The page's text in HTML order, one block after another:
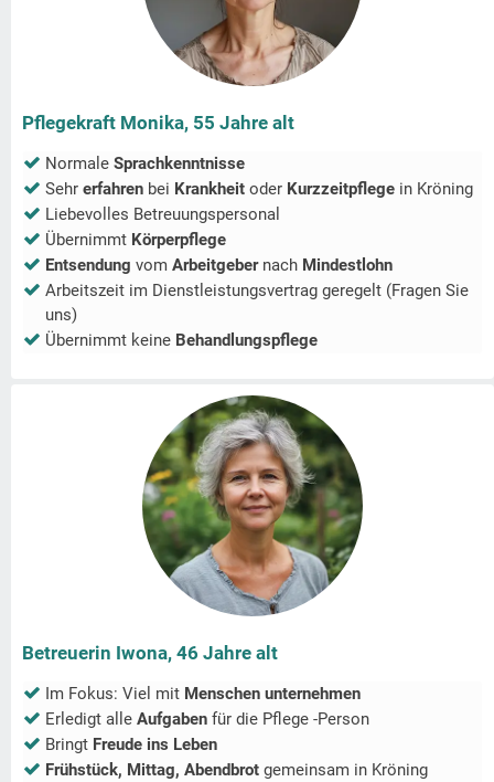
Pflegekraft Monika, 55 Jahre alt
Normale Sprachkenntnisse
Sehr erfahren bei Krankheit oder Kurzzeitpflege in Kröning
Liebevolles Betreuungspersonal
Übernimmt Körperpflege
Entsendung vom Arbeitgeber nach Mindestlohn
Arbeitszeit im Dienstleistungsvertrag geregelt (Fragen Sie
uns)
Übernimmt keine Behandlungspflege
Betreuerin Iwona, 46 Jahre alt
Im Fokus: Viel mit Menschen unternehmen
Erledigt alle Aufgaben für die Pflege -Person
Bringt Freude ins Leben
Frühstück, Mittag, Abendbrot gemeinsam in Kröning